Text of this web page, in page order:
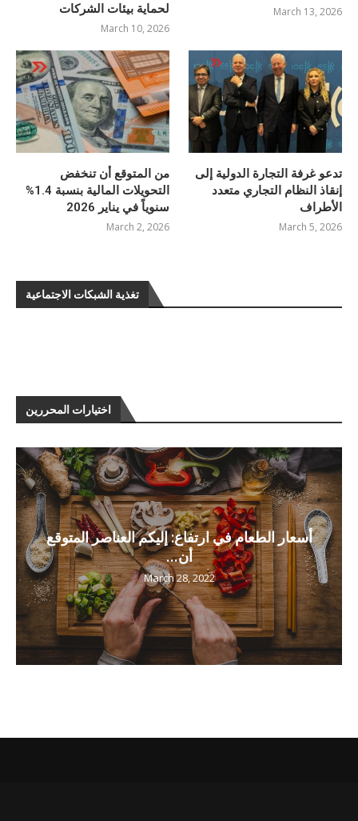
March 13, 2026
لحماية بيئات الشركات
March 10, 2026
تدعو غرفة التجارة الدولية إلى
إنقاذ النظام التجاري متعدد
الأطراف
March 5, 2026
من المتوقع أن تنخفض
التحويلات المالية بنسبة 1.4%
سنوياً في يناير 2026
March 2, 2026
تغذية الشبكات الاجتماعية
اختيارات المحررين
أسعار الطعام في ارتفاع: إليكم العناصر المتوقع
أن...
March 28, 2022